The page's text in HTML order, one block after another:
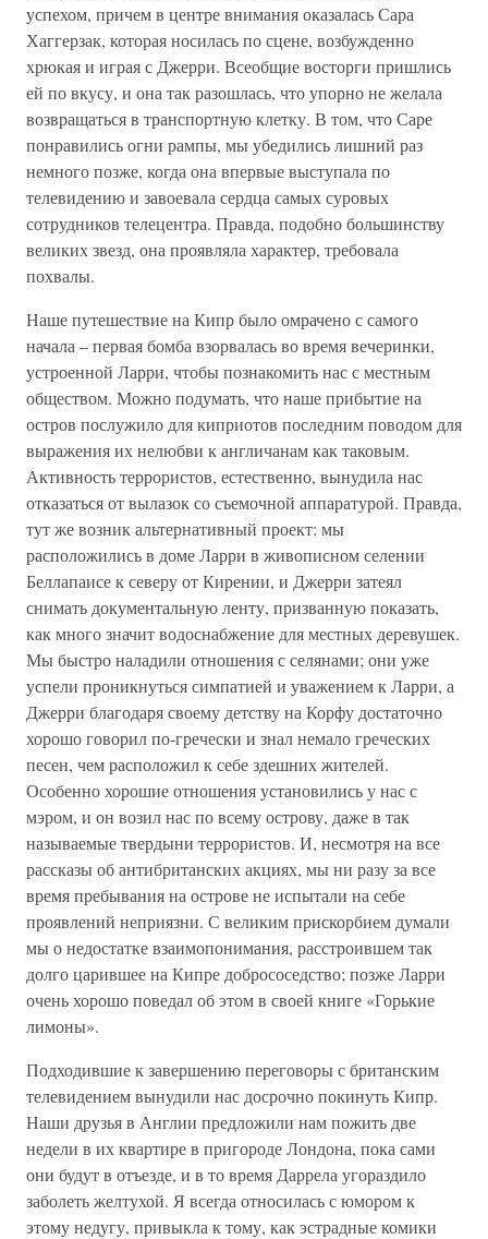
успехом, причем в центре внимания оказалась Сара
Хаггерзак, которая носилась по сцене, возбужденно
хрюкая и играя с Джерри. Всеобщие восторги пришлись
ей по вкусу, и она так разошлась, что упорно не желала
возвращаться в транспортную клетку. В том, что Саре
понравились огни рампы, мы убедились лишний раз
немного позже, когда она впервые выступала по
телевидению и завоевала сердца самых суровых
сотрудников телецентра. Правда, подобно большинству
великих звезд, она проявляла характер, требовала
похвалы.
Наше путешествие на Кипр было омрачено с самого
начала – первая бомба взорвалась во время вечеринки,
устроенной Ларри, чтобы познакомить нас с местным
обществом. Можно подумать, что наше прибытие на
остров послужило для киприотов последним поводом для
выражения их нелюбви к англичанам как таковым.
Активность террористов, естественно, вынудила нас
отказаться от вылазок со съемочной аппаратурой. Правда,
тут же возник альтернативный проект: мы
расположились в доме Ларри в живописном селении
Беллапаисе к северу от Кирении, и Джерри затеял
снимать документальную ленту, призванную показать,
как много значит водоснабжение для местных деревушек.
Мы быстро наладили отношения с селянами; они уже
успели проникнуться симпатией и уважением к Ларри, а
Джерри благодаря своему детству на Корфу достаточно
хорошо говорил по-гречески и знал немало греческих
песен, чем расположил к себе здешних жителей.
Особенно хорошие отношения установились у нас с
мэром, и он возил нас по всему острову, даже в так
называемые твердыни террористов. И, несмотря на все
рассказы об антибританских акциях, мы ни разу за все
время пребывания на острове не испытали на себе
проявлений неприязни. С великим прискорбием думали
мы о недостатке взаимопонимания, расстроившем так
долго царившее на Кипре добрососедство; позже Ларри
очень хорошо поведал об этом в своей книге «Горькие
лимоны».
Подходившие к завершению переговоры с британским
телевидением вынудили нас досрочно покинуть Кипр.
Наши друзья в Англии предложили нам пожить две
недели в их квартире в пригороде Лондона, пока сами
они будут в отъезде, и в то время Даррела угораздило
заболеть желтухой. Я всегда относилась с юмором к
этому недугу, привыкла к тому, как эстрадные комики